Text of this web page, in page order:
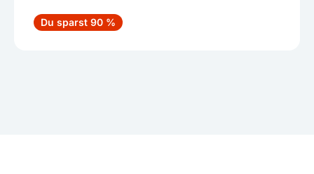
Du sparst 90 %